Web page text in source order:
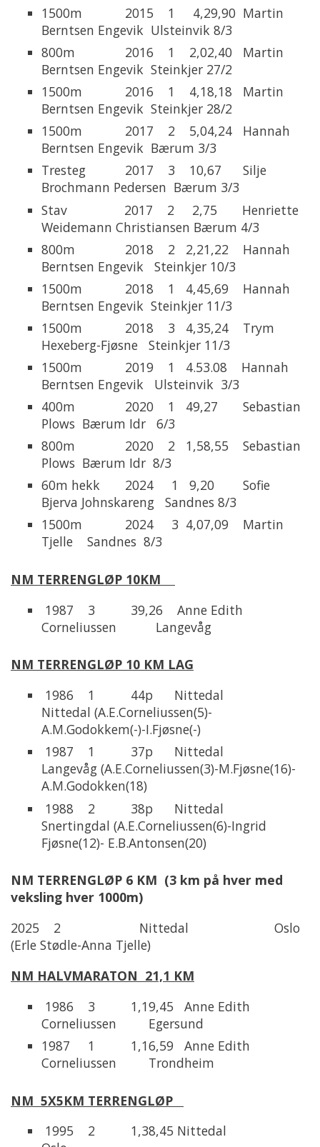
1500m 2015 1 4,29,90 Martin
Berntsen Engevik Ulsteinvik 8/3
800m 2016 1 2,02,40 Martin
Berntsen Engevik Steinkjer 27/2
1500m 2016 1 4,18,18 Martin
Berntsen Engevik Steinkjer 28/2
1500m 2017 2 5,04,24 Hannah
Berntsen Engevik Bærum 3/3
Tresteg 2017 3 10,67 Silje
Brochmann Pedersen Bærum 3/3
Stav 2017 2 2,75 Henriette
Weidemann Christiansen Bærum 4/3
800m 2018 2 2,21,22 Hannah
Berntsen Engevik Steinkjer 10/3
1500m 2018 1 4,45,69 Hannah
Berntsen Engevik Steinkjer 11/3
1500m 2018 3 4,35,24 Trym
Hexeberg-Fjøsne Steinkjer 11/3
1500m 2019 1 4.53.08 Hannah
Berntsen Engevik Ulsteinvik 3/3
400m 2020 1 49,27 Sebastian
Plows Bærum Idr 6/3
800m 2020 2 1,58,55 Sebastian
Plows Bærum Idr 8/3
60m hekk 2024 1 9,20 Sofie
Bjerva Johnskareng Sandnes 8/3
1500m 2024 3 4,07,09 Martin
Tjelle Sandnes 8/3
NM TERRENGLØP 10KM
1987 3 39,26 Anne Edith
Corneliussen Langevåg
NM TERRENGLØP 10 KM LAG
1986 1 44p Nittedal
Nittedal (A.E.Corneliussen(5)-
A.M.Godokkem(-)-I.Fjøsne(-)
1987 1 37p Nittedal
Langevåg (A.E.Corneliussen(3)-M.Fjøsne(16)-
A.M.Godokken(18)
1988 2 38p Nittedal
Snertingdal (A.E.Corneliussen(6)-Ingrid
Fjøsne(12)- E.B.Antonsen(20)
NM TERRENGLØP 6 KM (3 km på hver med
veksling hver 1000m)
2025 2 Nittedal Oslo
(Erle Stødle-Anna Tjelle)
NM HALVMARATON 21,1 KM
1986 3 1,19,45 Anne Edith
Corneliussen Egersund
1987 1 1,16,59 Anne Edith
Corneliussen Trondheim
NM 5X5KM TERRENGLØP
1995 2 1,38,45 Nittedal